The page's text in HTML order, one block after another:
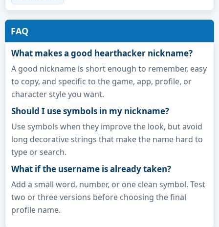
FAQ
What makes a good hearthacker nickname?
A good nickname is short enough to remember, easy
to copy, and specific to the game, app, profile, or
character style you want.
Should I use symbols in my nickname?
Use symbols when they improve the look, but avoid
long decorative strings that make the name hard to
type or search.
What if the username is already taken?
Add a small word, number, or one clean symbol. Test
two or three versions before choosing the final
profile name.